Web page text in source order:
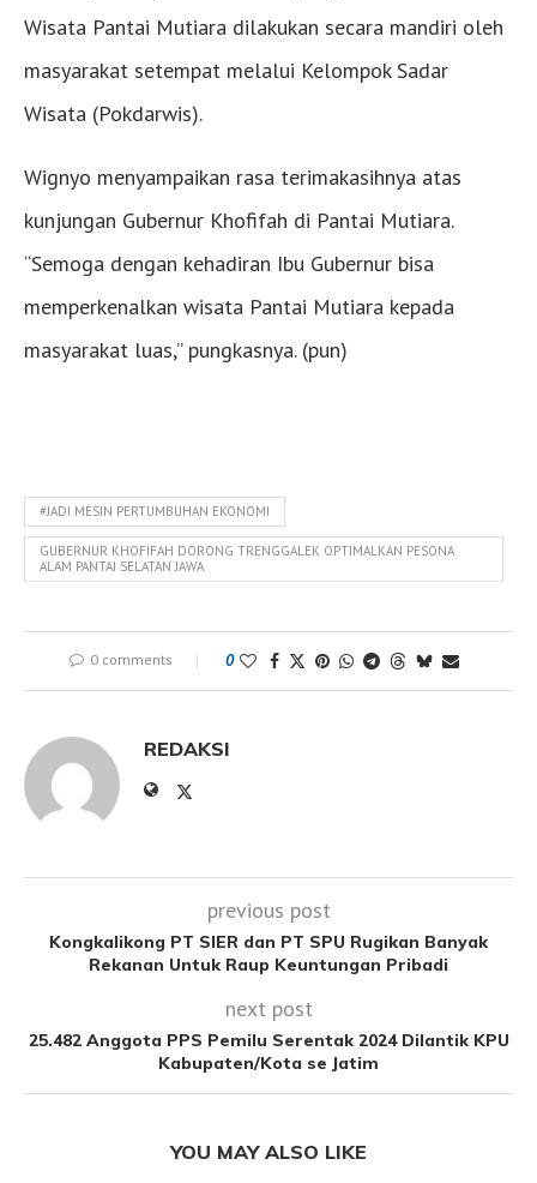
Wisata Pantai Mutiara dilakukan secara mandiri oleh
masyarakat setempat melalui Kelompok Sadar
Wisata (Pokdarwis).
Wignyo menyampaikan rasa terimakasihnya atas
kunjungan Gubernur Khofifah di Pantai Mutiara.
“Semoga dengan kehadiran Ibu Gubernur bisa
memperkenalkan wisata Pantai Mutiara kepada
masyarakat luas,” pungkasnya. (pun)
#JADI MESIN PERTUMBUHAN EKONOMI
GUBERNUR KHOFIFAH DORONG TRENGGALEK OPTIMALKAN PESONA
ALAM PANTAI SELATAN JAWA
0 comments 0
REDAKSI
previous post
Kongkalikong PT SIER dan PT SPU Rugikan Banyak
Rekanan Untuk Raup Keuntungan Pribadi
next post
25.482 Anggota PPS Pemilu Serentak 2024 Dilantik KPU
Kabupaten/Kota se Jatim
YOU MAY ALSO LIKE